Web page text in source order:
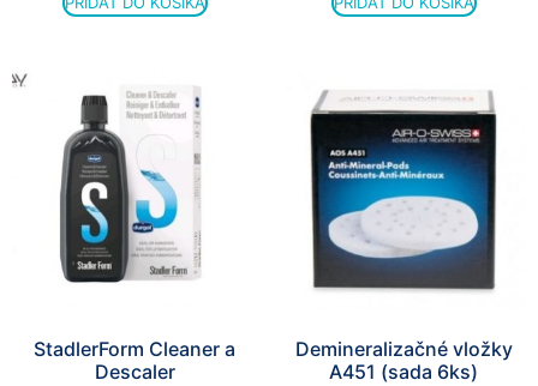
StadlerForm Cleaner a
Descaler
Demineralizačné vložky
A451 (sada 6ks)